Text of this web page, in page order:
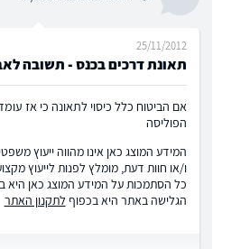
תאונת דרכים בכנס - תשובה
25/11/2012
אם הביטוח כלל כיסוי לתאונה כי אז
הפוליסה
המידע המוצג כאן אינו מהווה ייעוץ
ו/או חוות דעת, מומלץ לפנות לייעוץ
כל הסתמכות על המידע המוצג כאן היא
הגלישה באתר היא בכפוף לתקנון האתר